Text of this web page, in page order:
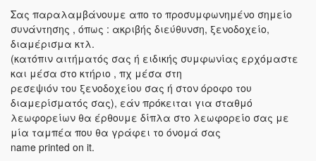
Σας παραλαμβάνουμε απο το προσυμφωνημένο σημείο
συνάντησης , όπως : ακριβής διεύθυνση, ξενοδοχείο,
διαμέρισμα κτλ.
(κατόπιν αιτήματός σας ή ειδικής συμφωνίας ερχόμαστε
και μέσα στο κτήριο , πχ μέσα στη
ρεσεψιόν του ξενοδοχείου σας ή στον όροφο του
διαμερίσματός σας), εάν πρόκειται για σταθμό
λεωφορείων θα έρθουμε δίπλα στο λεωφορείο σας με
μία ταμπέα που θα γράφει το όνομά σας
name printed on it.